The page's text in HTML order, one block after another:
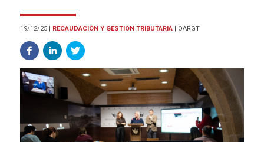
19/12/25 | RECAUDACIÓN Y GESTIÓN TRIBUTARIA | OARGT